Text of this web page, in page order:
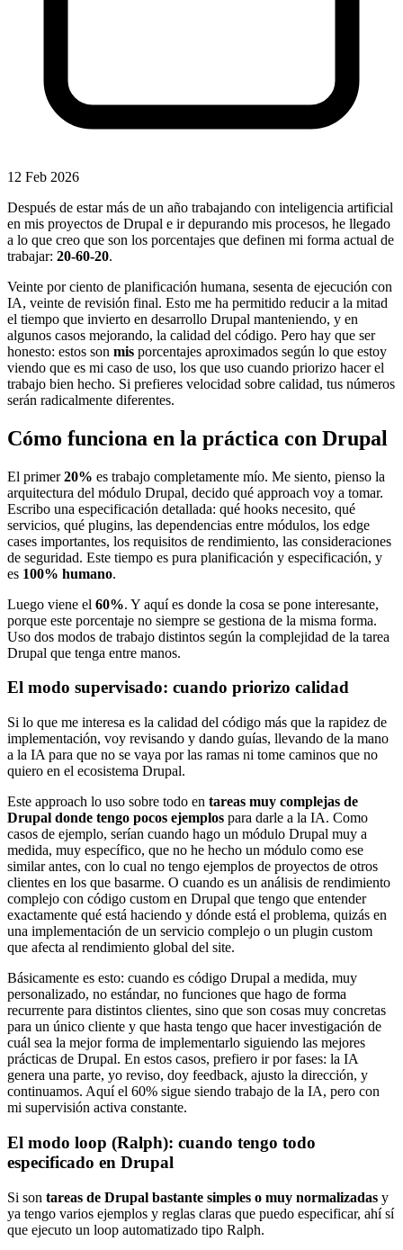
12 Feb 2026
Después de estar más de un año trabajando con inteligencia artificial
en mis proyectos de Drupal e ir depurando mis procesos, he llegado
a lo que creo que son los porcentajes que definen mi forma actual de
trabajar: 20-60-20.
Veinte por ciento de planificación humana, sesenta de ejecución con
IA, veinte de revisión final. Esto me ha permitido reducir a la mitad
el tiempo que invierto en desarrollo Drupal manteniendo, y en
algunos casos mejorando, la calidad del código. Pero hay que ser
honesto: estos son mis porcentajes aproximados según lo que estoy
viendo que es mi caso de uso, los que uso cuando priorizo hacer el
trabajo bien hecho. Si prefieres velocidad sobre calidad, tus números
serán radicalmente diferentes.
Cómo funciona en la práctica con Drupal
El primer20% es trabajo completamente mío. Me siento, pienso la
arquitectura del módulo Drupal, decido qué approach voy a tomar.
Escribo una especificación detallada: qué hooks necesito, qué
servicios, qué plugins, las dependencias entre módulos, los edge
cases importantes, los requisitos de rendimiento, las consideraciones
de seguridad. Este tiempo es pura planificación y especificación, y
es 100% humano.
Luego viene el 60%. Y aquí es donde la cosa se pone interesante,
porque este porcentaje no siempre se gestiona de la misma forma.
Uso dos modos de trabajo distintos según la complejidad de la tarea
Drupal que tenga entre manos.
El modo supervisado: cuando priorizo calidad
Si lo que me interesa es la calidad del código más que la rapidez de
implementación, voy revisando y dando guías, llevando de la mano
a la IA para que no se vaya por las ramas ni tome caminos que no
quiero en el ecosistema Drupal.
Este approach lo uso sobre todo en tareas muy complejas de
Drupal donde tengo pocos ejemplos para darle a la IA. Como
casos de ejemplo, serían cuando hago un módulo Drupal muy a
medida, muy específico, que no he hecho un módulo como ese
similar antes, con lo cual no tengo ejemplos de proyectos de otros
clientes en los que basarme. O cuando es un análisis de rendimiento
complejo con código custom en Drupal que tengo que entender
exactamente qué está haciendo y dónde está el problema, quizás en
una implementación de un servicio complejo o un plugin custom
que afecta al rendimiento global del site.
Básicamente es esto: cuando es código Drupal a medida, muy
personalizado, no estándar, no funciones que hago de forma
recurrente para distintos clientes, sino que son cosas muy concretas
para un único cliente y que hasta tengo que hacer investigación de
cuál sea la mejor forma de implementarlo siguiendo las mejores
prácticas de Drupal. En estos casos, prefiero ir por fases: la IA
genera una parte, yo reviso, doy feedback, ajusto la dirección, y
continuamos. Aquí el 60% sigue siendo trabajo de la IA, pero con
mi supervisión activa constante.
El modo loop (Ralph): cuando tengo todo
especificado en Drupal
Si son tareas de Drupal bastante simples o muy normalizadas y
ya tengo varios ejemplos y reglas claras que puedo especificar, ahí sí
que ejecuto un loop automatizado tipo Ralph.